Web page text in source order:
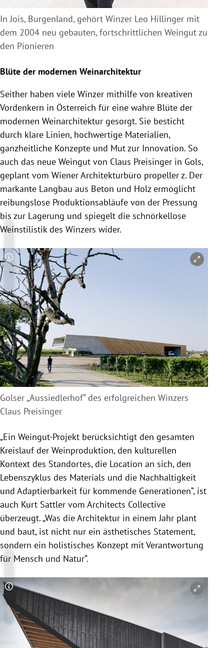
In Jois, Burgenland, gehört Winzer Leo Hillinger mit
dem 2004 neu gebauten, fortschrittlichen Weingut zu
den Pionieren
Blüte der modernen Weinarchitektur
Seither haben viele Winzer mithilfe von kreativen
Vordenkern in Österreich für eine wahre Blüte der
modernen Weinarchitektur gesorgt. Sie besticht
durch klare Linien, hochwertige Materialien,
ganzheitliche Konzepte und Mut zur Innovation. So
auch das neue Weingut von Claus Preisinger in Gols,
geplant vom Wiener Architekturbüro propeller z. Der
markante Langbau aus Beton und Holz ermöglicht
reibungslose Produktionsabläufe von der Pressung
bis zur Lagerung und spiegelt die schnörkellose
Weinstilistik des Winzers wider.
Copyright-Hinweis öffnen/schließen
Golser „Aussiedlerhof“ des erfolgreichen Winzers
Claus Preisinger
„Ein Weingut-Projekt berücksichtigt den gesamten
Kreislauf der Weinproduktion, den kulturellen
Kontext des Standortes, die Location an sich, den
Lebenszyklus des Materials und die Nachhaltigkeit
und Adaptierbarkeit für kommende Generationen“, ist
auch Kurt Sattler vom Architects Collective
überzeugt. „Was die Architektur in einem Jahr plant
und baut, ist nicht nur ein ästhetisches Statement,
sondern ein holistisches Konzept mit Verantwortung
für Mensch und Natur“.
Copyright-Hinweis öffnen/schließen